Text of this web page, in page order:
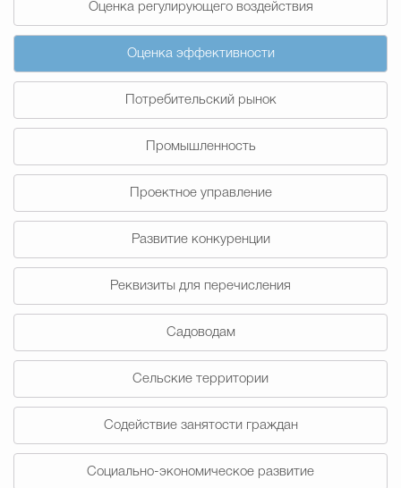
Государственные организации
Оценка регулирующего воздействия
Оценка эффективности
Потребительский рынок
Промышленность
Проектное управление
Развитие конкуренции
Реквизиты для перечисления
Садоводам
Сельские территории
Содействие занятости граждан
Социально-экономическое развитие